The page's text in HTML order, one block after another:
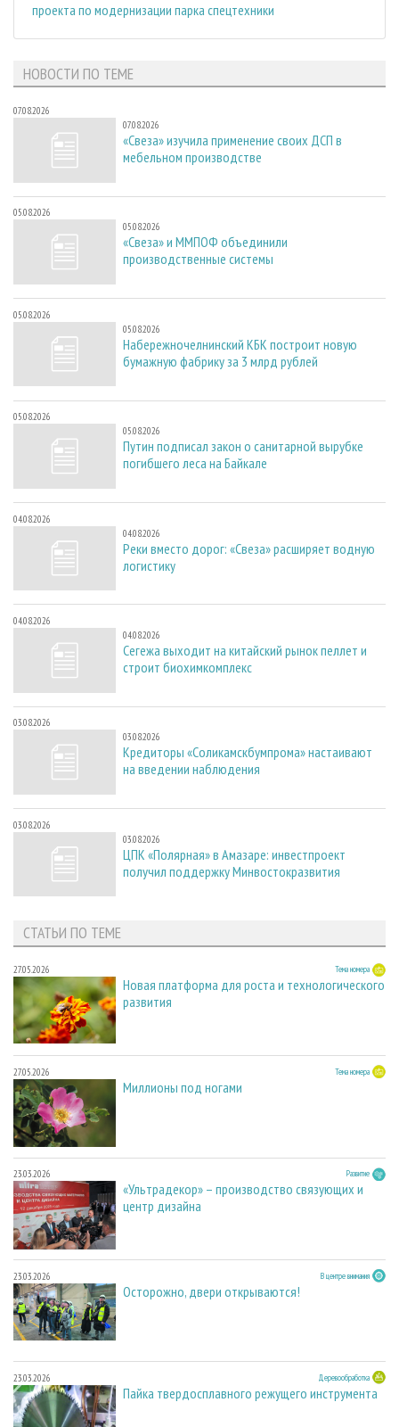
проекта по модернизации парка спецтехники
НОВОСТИ ПО ТЕМЕ
07.08.2026
07.08.2026
«Свеза» изучила применение своих ДСП в
мебельном производстве
05.08.2026
05.08.2026
«Свеза» и ММПОФ объединили
производственные системы
05.08.2026
05.08.2026
Набережночелнинский КБК построит новую
бумажную фабрику за 3 млрд рублей
05.08.2026
05.08.2026
Путин подписал закон о санитарной вырубке
погибшего леса на Байкале
04.08.2026
04.08.2026
Реки вместо дорог: «Свеза» расширяет водную
логистику
04.08.2026
04.08.2026
Сегежа выходит на китайский рынок пеллет и
строит биохимкомплекс
03.08.2026
03.08.2026
Кредиторы «Соликамскбумпрома» настаивают
на введении наблюдения
03.08.2026
03.08.2026
ЦПК «Полярная» в Амазаре: инвестпроект
получил поддержку Минвостокразвития
СТАТЬИ ПО ТЕМЕ
27.05.2026 Тема номера
Новая платформа для роста и технологического
развития
27.05.2026 Тема номера
Миллионы под ногами
23.03.2026 Развитие
«Ультрадекор» – производство связующих и
центр дизайна
23.03.2026 В центре внимания
Осторожно, двери открываются!
23.03.2026 Деревообработка
Пайка твердосплавного режущего инструмента